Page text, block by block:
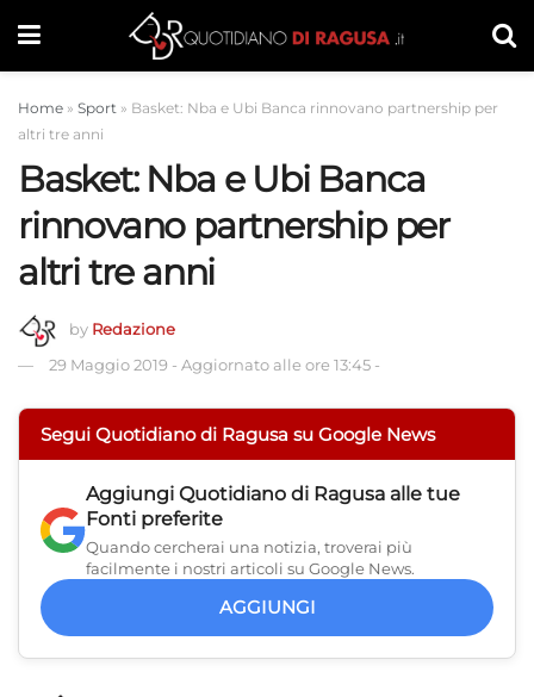
Home » Sport » Basket: Nba e Ubi Banca rinnovano partnership per
altri tre anni
Basket: Nba e Ubi Banca
rinnovano partnership per
altri tre anni
by Redazione
29 Maggio 2019 - Aggiornato alle ore 13:45 -
Segui Quotidiano di Ragusa su Google News
Aggiungi Quotidiano di Ragusa alle tue
Fonti preferite
Quando cercherai una notizia, troverai più
facilmente i nostri articoli su Google News.
AGGIUNGI